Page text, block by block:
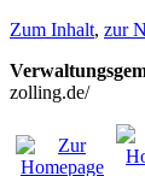
Zum Inhalt, zur
zolling.de/